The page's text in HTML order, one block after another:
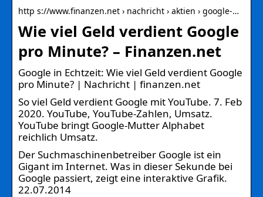
http s://www.finanzen.net › nachricht › aktien › google-…
Wie viel Geld verdient Google
pro Minute? – Finanzen.net
Google in Echtzeit: Wie viel Geld verdient Google
pro Minute? | Nachricht | finanzen.net
So viel Geld verdient Google mit YouTube. 7. Feb
2020. YouTube, YouTube-Zahlen, Umsatz.
YouTube bringt Google-Mutter Alphabet
reichlich Umsatz.
Der Suchmaschinenbetreiber Google ist ein
Gigant im Internet. Was in dieser Sekunde bei
Google passiert, zeigt eine interaktive Grafik.
22.07.2014